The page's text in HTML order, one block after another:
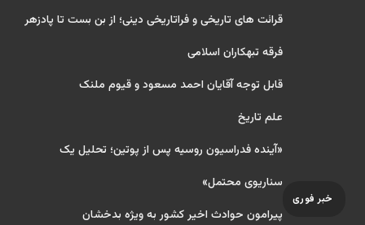
خبر فوری
قرائت های تاریخی و فراتاریخی دینی؛ از بن بست تا پادزهر
فرقه تبهکاران اسلامی
قابل توجه آقایان احمد مسعود و قیوم ملنک
علم تاریخ
«آینده فدراسیون روسیه پس از پوتین؛ تحلیل یک
سناریوی محتمل»
پیرامون حوادث اخیر کشور به ویژه بدخشان